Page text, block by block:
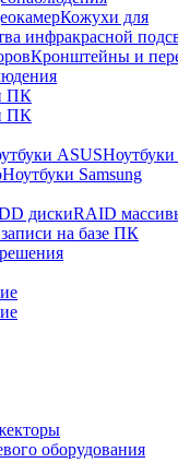
Кожухи для
инфракрасной
Кронштейны и
ПК
ПК
ASUS
Ноутбуки Samsung
дискиRAID
на базе ПК
оборудования